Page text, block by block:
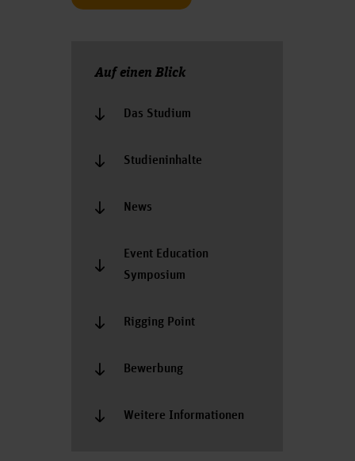
Auf einen Blick
Das Studium
Studieninhalte
News
Event Education
Symposium
Rigging Point
Bewerbung
Weitere Informationen